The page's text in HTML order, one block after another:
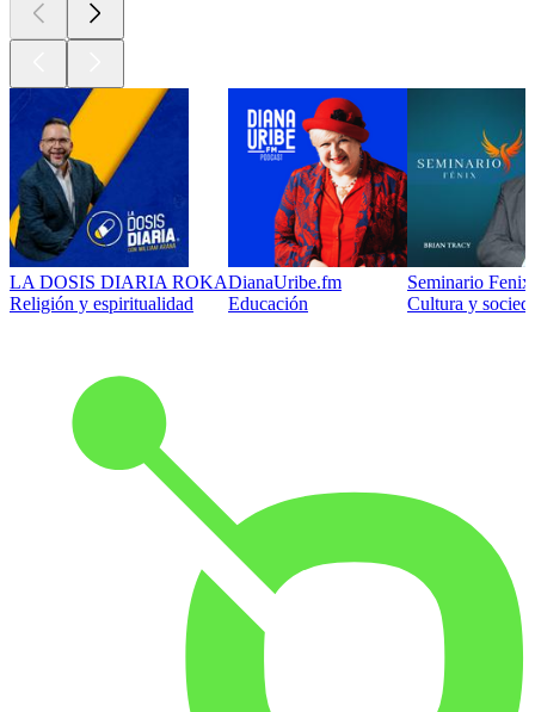
LA DOSIS DIARIA ROKA
Religión y espiritualidad
DianaUribe.fm
Educación
Seminario
Cultura y